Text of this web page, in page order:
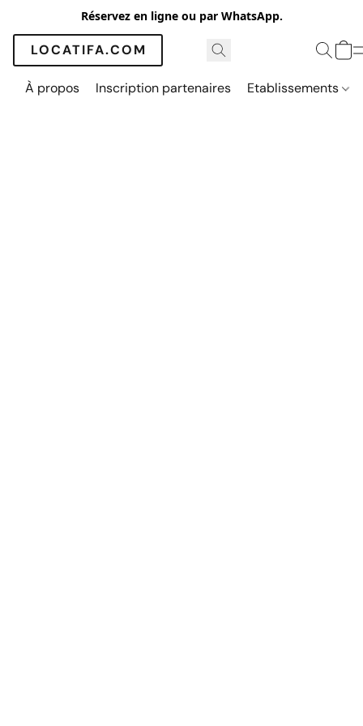
Réservez en ligne ou par WhatsApp.
LOCATIFA.COM
À propos Inscription partenaires Etablissements